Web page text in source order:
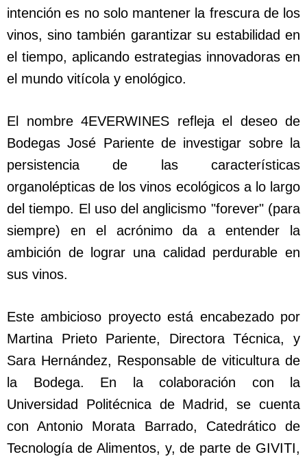
intención es no solo mantener la frescura de los
vinos, sino también garantizar su estabilidad en
el tiempo, aplicando estrategias innovadoras en
el mundo vitícola y enológico.
El nombre 4EVERWINES refleja el deseo de
Bodegas José Pariente de investigar sobre la
persistencia de las características
organolépticas de los vinos ecológicos a lo largo
del tiempo. El uso del anglicismo "forever" (para
siempre) en el acrónimo da a entender la
ambición de lograr una calidad perdurable en
sus vinos.
Este ambicioso proyecto está encabezado por
Martina Prieto Pariente, Directora Técnica, y
Sara Hernández, Responsable de viticultura de
la Bodega. En la colaboración con la
Universidad Politécnica de Madrid, se cuenta
con Antonio Morata Barrado, Catedrático de
Tecnología de Alimentos, y, de parte de GIVITI,